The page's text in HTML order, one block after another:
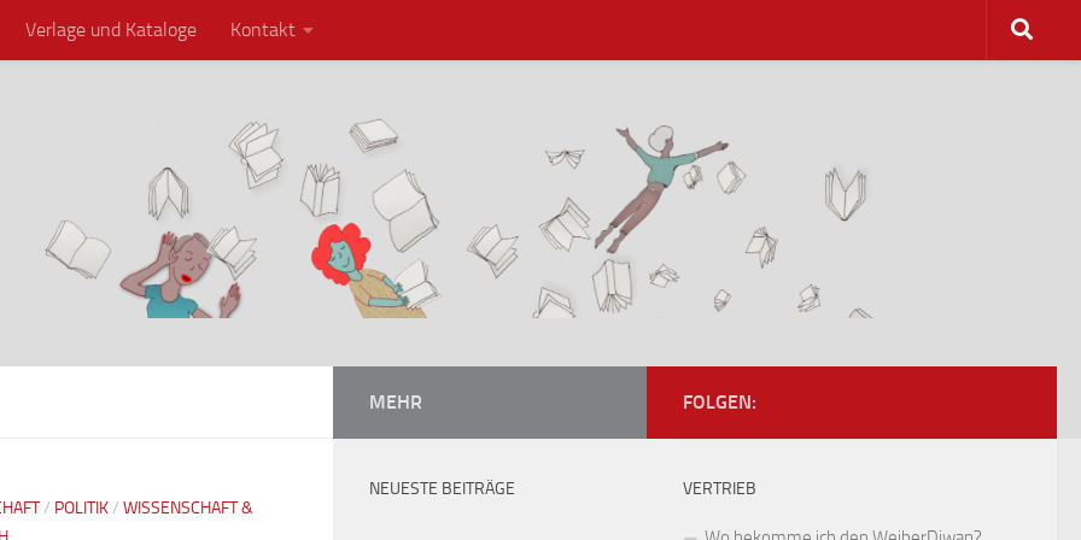
Verlage und Kataloge Kontakt
/ POLITIK/ WISSENSCHAFT &
FOLGEN:
VERTRIEB
MEHR
NEUESTE BEITRÄGE